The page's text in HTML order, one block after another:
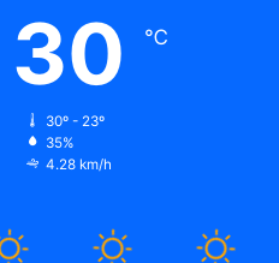
30 ℃
30º - 23º
35%
4.28 km/h